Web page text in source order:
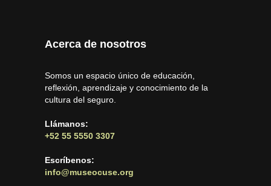
Acerca de nosotros
Somos un espacio único de educación,
reflexión, aprendizaje y conocimiento de la
cultura del seguro.
Llámanos:
+52 55 5550 3307
Escríbenos:
info@museocuse.org